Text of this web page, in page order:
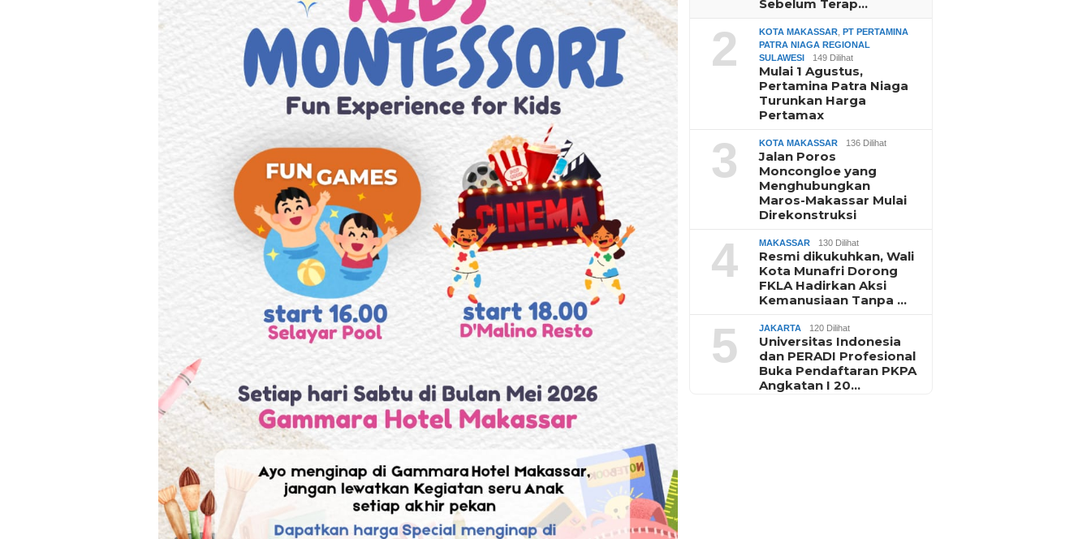
Sebelum Terap…
2 KOTA MAKASSAR ,PT PERTAMINA
PATRA NIAGA REGIONAL
SULAWESI
149 Dilihat
Mulai 1 Agustus,
Pertamina Patra Niaga
Turunkan Harga
Pertamax
3 KOTA MAKASSAR 136 Dilihat
Jalan Poros
Moncongloe yang
Menghubungkan
Maros-Makassar Mulai
Direkonstruksi
4 MAKASSAR 130 Dilihat
Resmi dikukuhkan, Wali
Kota Munafri Dorong
FKLA Hadirkan Aksi
Kemanusiaan Tanpa …
5 JAKARTA 120 Dilihat
Universitas Indonesia
dan PERADI Profesional
Buka Pendaftaran PKPA
Angkatan I 20…